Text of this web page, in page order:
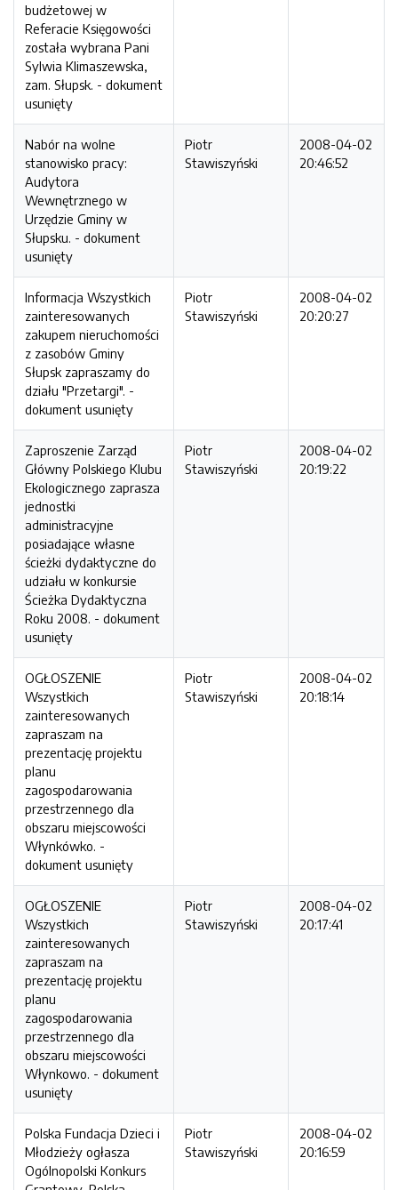
budżetowej w
Referacie Księgowości
została wybrana Pani
Sylwia Klimaszewska,
zam. Słupsk. - dokument
usunięty
Nabór na wolne
stanowisko pracy:
Audytora
Wewnętrznego w
Urzędzie Gminy w
Słupsku. - dokument
usunięty
Piotr
Stawiszyński
2008-04-02
20:46:52
Informacja Wszystkich
zainteresowanych
zakupem nieruchomości
z zasobów Gminy
Słupsk zapraszamy do
działu "Przetargi". -
dokument usunięty
Piotr
Stawiszyński
2008-04-02
20:20:27
Zaproszenie Zarząd
Główny Polskiego Klubu
Ekologicznego zaprasza
jednostki
administracyjne
posiadające własne
ścieżki dydaktyczne do
udziału w konkursie
Ścieżka Dydaktyczna
Roku 2008. - dokument
usunięty
Piotr
Stawiszyński
2008-04-02
20:19:22
OGŁOSZENIE
Wszystkich
zainteresowanych
zapraszam na
prezentację projektu
planu
zagospodarowania
przestrzennego dla
obszaru miejscowości
Włynkówko. -
dokument usunięty
Piotr
Stawiszyński
2008-04-02
20:18:14
OGŁOSZENIE
Wszystkich
zainteresowanych
zapraszam na
prezentację projektu
planu
zagospodarowania
przestrzennego dla
obszaru miejscowości
Włynkowo. - dokument
usunięty
Piotr
Stawiszyński
2008-04-02
20:17:41
Polska Fundacja Dzieci i
Młodzieży ogłasza
Ogólnopolski Konkurs
Piotr
Stawiszyński
2008-04-02
20:16:59